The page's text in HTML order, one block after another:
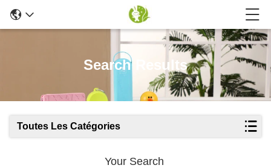
Search Results
Toutes Les Catégories
Your Search